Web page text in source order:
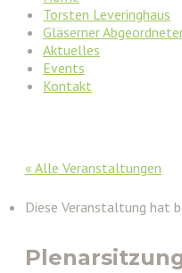
Torsten Leveringhaus
Gläserner
Aktuelles
Events
Kontakt
« Alle Veranstaltungen
Diese Veranstaltung hat